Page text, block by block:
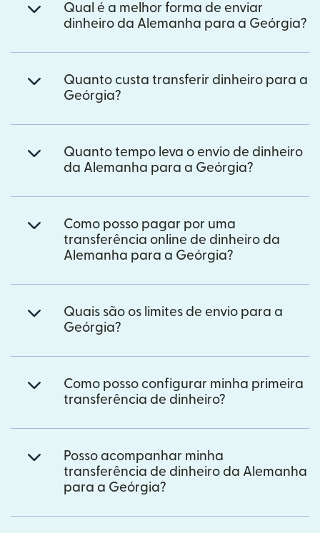
Qual é a melhor forma de enviar
dinheiro da Alemanha para a Geórgia?
Quanto custa transferir dinheiro para a
Geórgia?
Quanto tempo leva o envio de dinheiro
da Alemanha para a Geórgia?
Como posso pagar por uma
transferência online de dinheiro da
Alemanha para a Geórgia?
Quais são os limites de envio para a
Geórgia?
Como posso configurar minha primeira
transferência de dinheiro?
Posso acompanhar minha
transferência de dinheiro da Alemanha
para a Geórgia?